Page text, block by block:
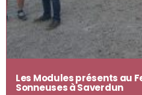
Les Modules présents au
Sonneuses à Saverdun